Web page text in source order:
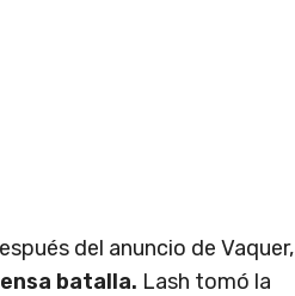
del anuncio de Vaquer,
batalla. Lash tomó la